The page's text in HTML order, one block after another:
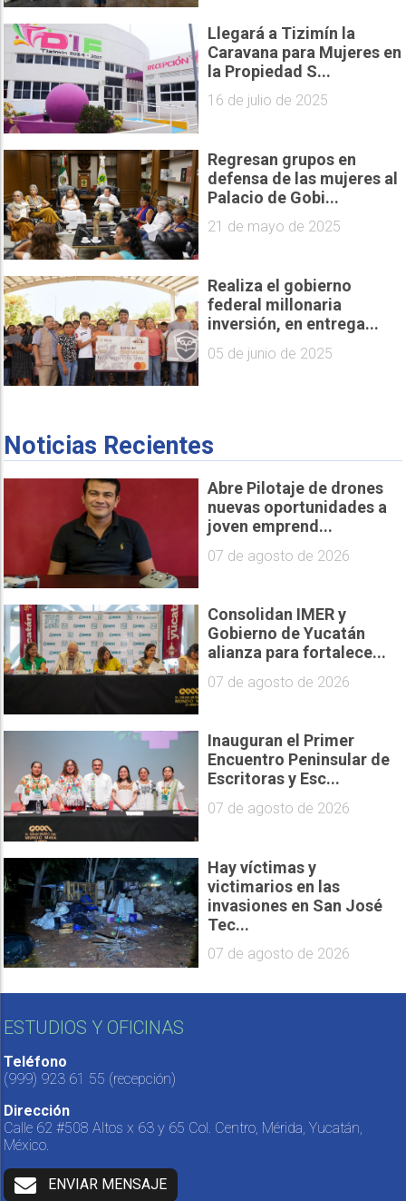
Llegará a Tizimín la
Caravana para Mujeres en
la Propiedad S...
16 de julio de 2025
Regresan grupos en
defensa de las mujeres al
Palacio de Gobi...
21 de mayo de 2025
Realiza el gobierno
federal millonaria
inversión, en entrega...
05 de junio de 2025
Noticias Recientes
Abre Pilotaje de drones
nuevas oportunidades a
joven emprend...
07 de agosto de 2026
Consolidan IMER y
Gobierno de Yucatán
alianza para fortalece...
07 de agosto de 2026
Inauguran el Primer
Encuentro Peninsular de
Escritoras y Esc...
07 de agosto de 2026
Hay víctimas y
victimarios en las
invasiones en San José
Tec...
07 de agosto de 2026
ESTUDIOS Y OFICINAS
Teléfono
(999) 923 61 55 (recepción)
Dirección
Calle 62 #508 Altos x 63 y 65 Col. Centro, Mérida, Yucatán,
México.
ENVIAR MENSAJE